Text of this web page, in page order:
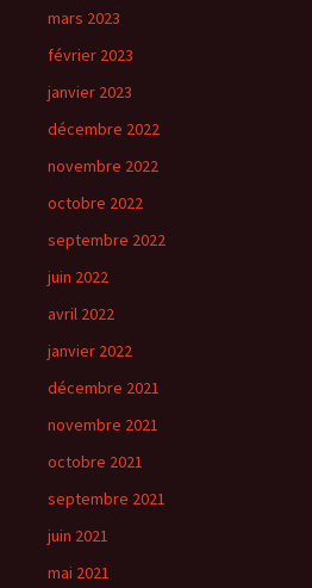
mars 2023
février 2023
janvier 2023
décembre 2022
novembre 2022
octobre 2022
septembre 2022
juin 2022
avril 2022
janvier 2022
décembre 2021
novembre 2021
octobre 2021
septembre 2021
juin 2021
mai 2021